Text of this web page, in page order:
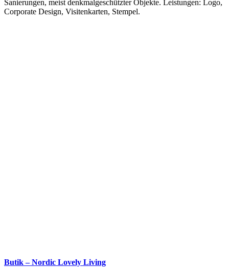
Sanierungen, meist denkmalgeschützter Objekte. Leistungen: Logo,
Corporate Design, Visitenkarten, Stempel.
Butik – Nordic Lovely Living